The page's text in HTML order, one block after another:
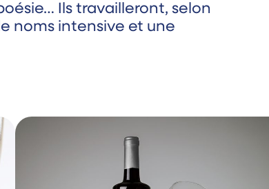
Ils travailleront, selon
noms intensive et une